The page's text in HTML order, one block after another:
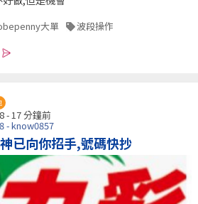
大單 波段操作
- 17 分鐘前
- know0857
已向你招手,號碼快抄